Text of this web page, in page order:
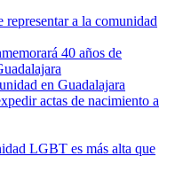
a la comunidad
40 años de
en Guadalajara
actas de nacimiento a
LGBT es más alta que